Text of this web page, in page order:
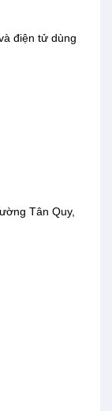
điện tử dùng
Tân Quy,